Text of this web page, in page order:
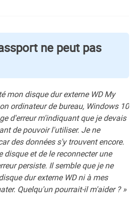
ne peut pas
mon disque dur externe WD My
ordinateur de bureau, Windows 10
d'erreur m'indiquant que je devais
de pouvoir l'utiliser. Je ne
des données s'y trouvent encore.
disque et de le reconnecter une
persiste. Il semble que je ne
dur externe WD ni à mes
Quelqu'un pourrait-il m'aider ? »